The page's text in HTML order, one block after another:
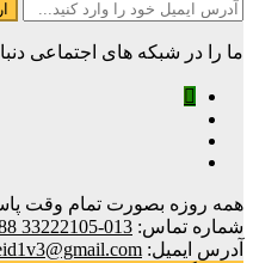
ما را در شبکه های اجتماعی
همه روزه بصورت تمام وقت
شماره تماس: 013-33222105 09119345388 09357505566
آدرس ایمیل: